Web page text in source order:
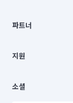
주소 | 본사: 서울특
컨택센터 : 서울특별
상품, 상품정보, 거래
언론 보도 관련 문의:
© 유한회사 미소.
채용
파트너
이사
지원
이용약관
소셜